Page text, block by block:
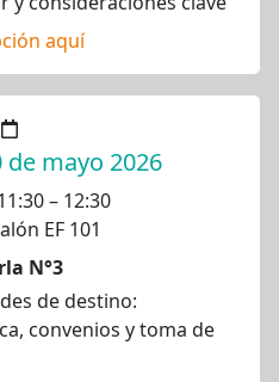
aquí
mayo 2026
– 12:30
EF 101
N°3
de destino:
convenios y toma de